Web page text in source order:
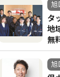
旭
タ
地
無
旭